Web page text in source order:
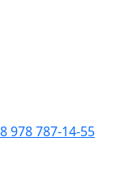
8 978 787-14-55